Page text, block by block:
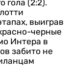
гола (2:2).
выиграв
черные
Интера в
забито не